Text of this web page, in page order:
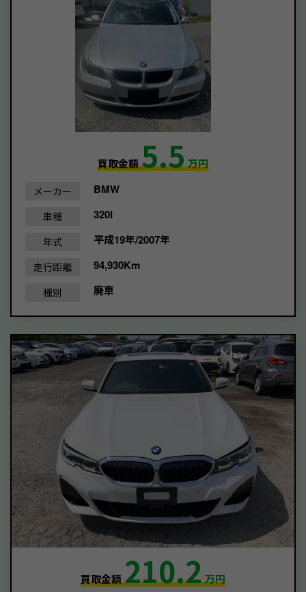
買取金額5.5万円
メーカー BMW
車種 320I
年式 平成19年/2007年
走行距離 94,930Km
種別 廃車
買取金額210.2万円